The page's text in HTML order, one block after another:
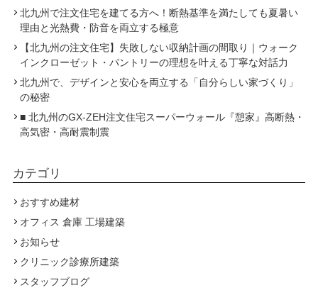
北九州で注文住宅を建てる方へ！断熱基準を満たしても夏暑い
理由と光熱費・防音を両立する極意
【北九州の注文住宅】失敗しない収納計画の間取り｜ウォーク
インクローゼット・パントリーの理想を叶える丁寧な対話力
北九州で、デザインと安心を両立する「自分らしい家づくり」
の秘密
■ 北九州のGX-ZEH注文住宅スーパーウォール『憩家』高断熱・
高気密・高耐震制震
カテゴリ
おすすめ建材
オフィス 倉庫 工場建築
お知らせ
クリニック診療所建築
スタッフブログ